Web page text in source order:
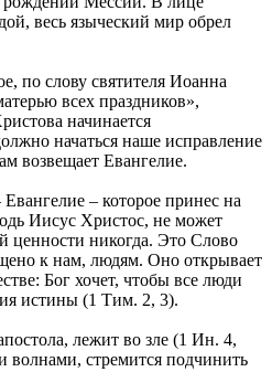
весь языческий мир обрел
по слову святителя Иоанна
всех праздников»,
начинается
начаться наше исправление
возвещает Евангелие.
– которое принес на
Иисус Христос, не может
ценности никогда. Это Слово
к нам, людям. Оно открывает
Бог хочет, чтобы все люди
истины (1 Тим. 2, 3).
лежит во зле (1 Ин. 4,
волнами, стремится подчинить